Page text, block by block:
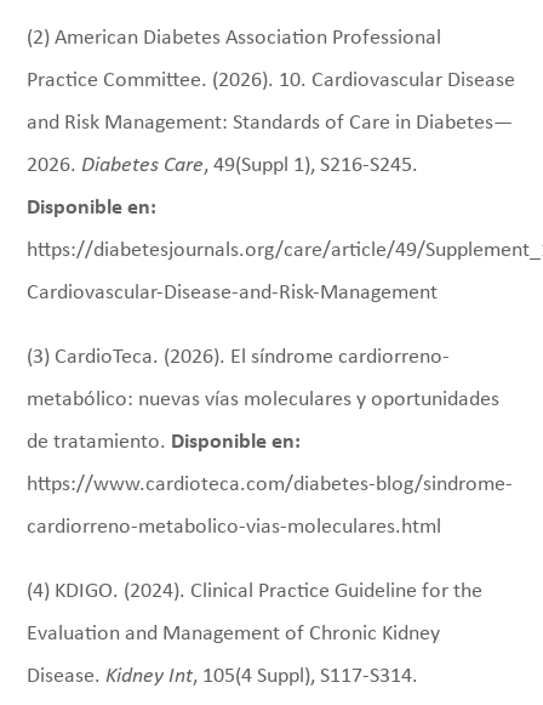
(2) American Diabetes Association Professional
Practice Committee. (2026). 10. Cardiovascular Disease
and Risk Management: Standards of Care in Diabetes—
2026. Diabetes Care, 49(Suppl 1), S216-S245.
Disponible en:
https://diabetesjournals.org/care/article/49/
Cardiovascular-Disease-and-Risk-Management
(3) CardioTeca. (2026). El síndrome cardiorreno-
metabólico: nuevas vías moleculares y oportunidades
de tratamiento. Disponible en:
https://www.cardioteca.com/diabetes-blog/sindrome-
cardiorreno-metabolico-vias-moleculares.html
(4) KDIGO. (2024). Clinical Practice Guideline for the
Evaluation and Management of Chronic Kidney
Disease.Kidney Int, 105(4 Suppl), S117-S314.